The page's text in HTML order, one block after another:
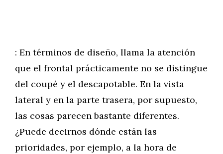
: En términos de diseño, llama la atención
que el frontal prácticamente no se distingue
del coupé y el descapotable. En la vista
lateral y en la parte trasera, por supuesto,
las cosas parecen bastante diferentes.
¿Puede decirnos dónde están las
prioridades, por ejemplo, a la hora de